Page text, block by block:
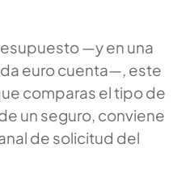
—y en una
euro cuenta—, este
comparas el tipo de
un seguro, conviene
de solicitud del